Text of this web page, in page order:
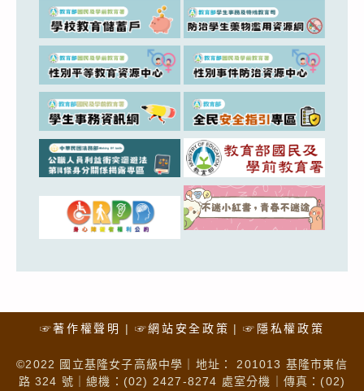
☞著作權聲明 ☞網站安全政策 ☞隱私權政策
©2022 國立基隆女子高級中學｜地址： 201013 基隆市東信
路 324 號｜總機：(02) 2427-8274 處室分機｜傳真：(02)